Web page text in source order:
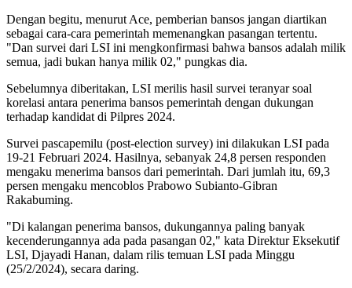
Dengan begitu, menurut Ace, pemberian bansos jangan diartikan
sebagai cara-cara pemerintah memenangkan pasangan tertentu.
"Dan survei dari LSI ini mengkonfirmasi bahwa bansos adalah milik
semua, jadi bukan hanya milik 02," pungkas dia.
Sebelumnya diberitakan, LSI merilis hasil survei teranyar soal
korelasi antara penerima bansos pemerintah dengan dukungan
terhadap kandidat di Pilpres 2024.
Survei pascapemilu (post-election survey) ini dilakukan LSI pada
19-21 Februari 2024. Hasilnya, sebanyak 24,8 persen responden
mengaku menerima bansos dari pemerintah. Dari jumlah itu, 69,3
persen mengaku mencoblos Prabowo Subianto-Gibran
Rakabuming.
"Di kalangan penerima bansos, dukungannya paling banyak
kecenderungannya ada pada pasangan 02," kata Direktur Eksekutif
LSI, Djayadi Hanan, dalam rilis temuan LSI pada Minggu
(25/2/2024), secara daring.